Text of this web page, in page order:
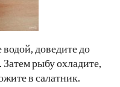
доведите до
рыбу охладите,
в салатник.